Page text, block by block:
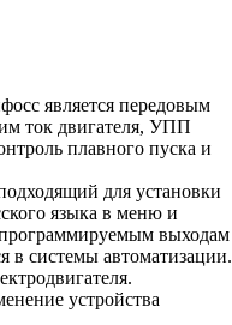
является передовым
ток двигателя, УПП
плавного пуска и
для установки
языка в меню и
программируемым выходам
в системы автоматизации.
устройства